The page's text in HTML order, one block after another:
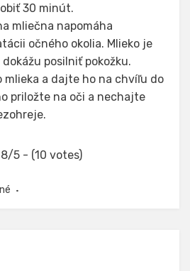
30 minút.
mliečna napomáha
očného okolia. Mlieko je
posilniť pokožku.
mlieka a dajte ho na chvíľu do
priložte na oči a nechajte
5 - (10 votes)